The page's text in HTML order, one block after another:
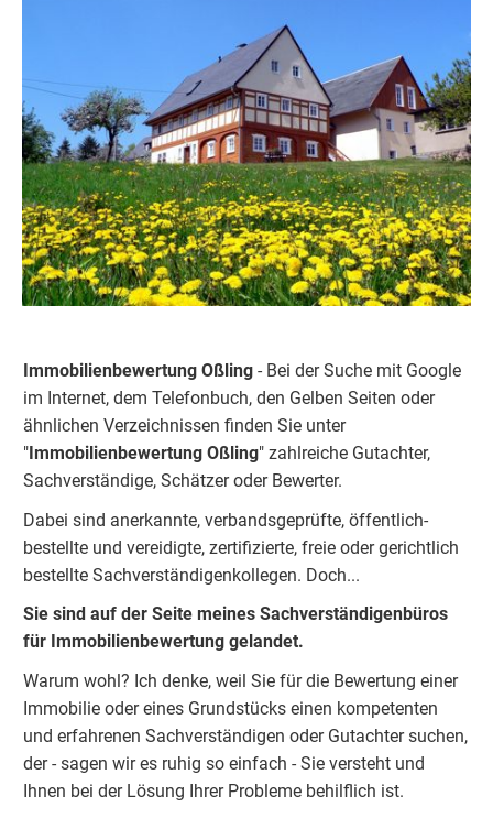
Immobilienbewertung Oßling - Bei der Suche mit Google
im Internet, dem Telefonbuch, den Gelben Seiten oder
ähnlichen Verzeichnissen finden Sie unter
" Immobilienbewertung Oßling" zahlreiche Gutachter,
Sachverständige, Schätzer oder Bewerter.
Dabei sind anerkannte, verbandsgeprüfte, öffentlich-
bestellte und vereidigte, zertifizierte, freie oder gerichtlich
bestellte Sachverständigenkollegen. Doch...
Sie sind auf der Seite meines Sachverständigenbüros
für Immobilienbewertung gelandet.
Warum wohl? Ich denke, weil Sie für die Bewertung einer
Immobilie oder eines Grundstücks einen kompetenten
und erfahrenen Sachverständigen oder Gutachter suchen,
der - sagen wir es ruhig so einfach - Sie versteht und
Ihnen bei der Lösung Ihrer Probleme behilflich ist.